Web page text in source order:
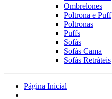
Ombrelones
Poltrona e Puff
Poltronas
Puffs
Sofás
Sofás Cama
Sofás Retráteis
Página Inicial